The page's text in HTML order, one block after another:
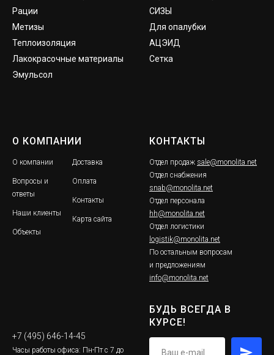
Рации
Метизы
Теплоизоляция
Лакокрасочные материалы
Эмульсол
СИЗЫ
Для опалубки
АЦЭИД
Сетка
О КОМПАНИИ
О компании
Вопросы и
ответы
Наши клиенты
Объекты
Доставка
Оплата
Контакты
Карта сайта
КОНТАКТЫ
Отдел продаж sale@monolita.net
Отдел снабжения
snab@monolita.net
Отдел персонала
hh@monolita.net
Отдел логистики
logistik@monolita.net
По остальным вопросам
и предложениям
info@monolita.net
+7 (495) 646-14-45
Часы работы офиса: Пн-Пт с 7 до
БУДЬ ВСЕГДА В
КУРСЕ!